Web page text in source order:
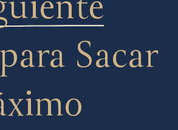
para Sacar